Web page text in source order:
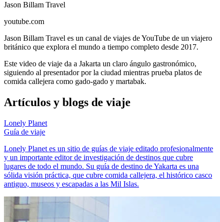
Jason Billam Travel
youtube.com
Jason Billam Travel es un canal de viajes de YouTube de un viajero
británico que explora el mundo a tiempo completo desde 2017.
Este video de viaje da a Jakarta un claro ángulo gastronómico,
siguiendo al presentador por la ciudad mientras prueba platos de
comida callejera como gado-gado y martabak.
Artículos y blogs de viaje
Lonely Planet
Guía de viaje
Lonely Planet es un sitio de guías de viaje editado profesionalmente
y un importante editor de investigación de destinos que cubre
lugares de todo el mundo. Su guía de destino de Yakarta es una
sólida visión práctica, que cubre comida callejera, el histórico casco
antiguo, museos y escapadas a las Mil Islas.